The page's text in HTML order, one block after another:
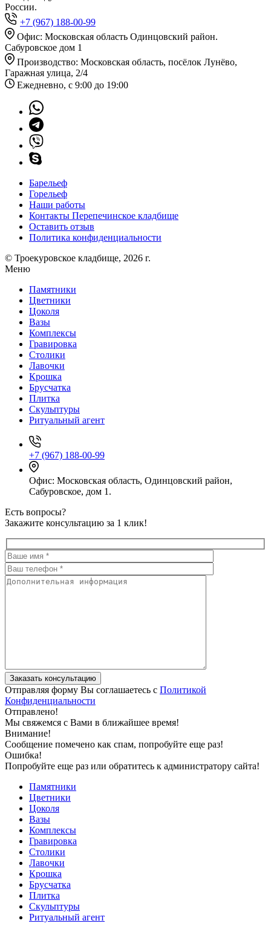
России.
+7 (967) 188-00-99
Офис: Московская область Одинцовский район.
Сабуровское дом 1
Производство: Московская область, посёлок Лунёво,
Гаражная улица, 2/4
Ежедневно, с 9:00 до 19:00
Барельеф
Горельеф
Наши работы
Контакты Перепечинское кладбище
Оставить отзыв
Политика конфиденциальности
© Троекуровское кладбище, 2026 г.
Меню
Памятники
Цветники
Цоколя
Вазы
Комплексы
Гравировка
Столики
Лавочки
Крошка
Брусчатка
Плитка
Скульптуры
Ритуальный агент
+7 (967) 188-00-99
Офис: Московская область, Одинцовский район,
Сабуровское, дом 1.
Есть вопросы?
Закажите консультацию за 1 клик!
Отправляя форму Вы соглашаетесь с Политикой
Конфиденциальности
Отправлено!
Мы свяжемся с Вами в ближайшее время!
Внимание!
Сообщение помечено как спам, попробуйте еще раз!
Ошибка!
Попробуйте еще раз или обратитесь к администратору сайта!
Памятники
Цветники
Цоколя
Вазы
Комплексы
Гравировка
Столики
Лавочки
Крошка
Брусчатка
Плитка
Скульптуры
Ритуальный агент